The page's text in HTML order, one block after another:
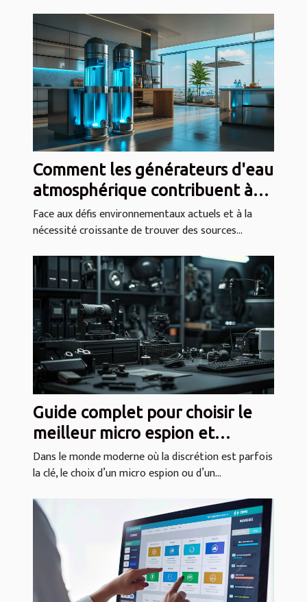
Comment les générateurs d'eau
atmosphérique contribuent à
l'autonomie en eau
Face aux défis environnementaux actuels et à la
nécessité croissante de trouver des sources...
Guide complet pour choisir le
meilleur micro espion et
enregistreur vocal
Dans le monde moderne où la discrétion est parfois
la clé, le choix d’un micro espion ou d’un...